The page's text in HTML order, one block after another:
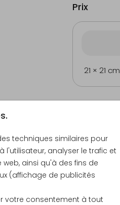
techniques similaires pour
l'utilisateur, analyser le trafic et
ainsi qu'à des fins de
(affichage de publicités
votre consentement à tout
Prix
21 × 21 cm